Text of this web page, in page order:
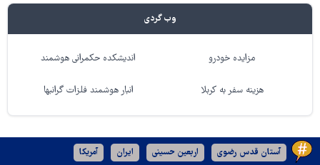
وب گردی
مزایده خودرو اندیشکده حکمرانی هوشمند
هزینه سفر به کربلا انبار هوشمند فلزات گرانبها
آستان قدس رضوی اربعین حسینی ایران آمریکا